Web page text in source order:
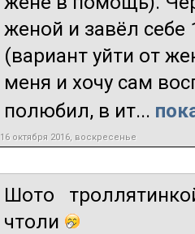
женой и завёл
(вариант уйти от
меня и хочу сам
полюбил, в ит...
16 октября 2016, воскресенье
Шото
чтоли